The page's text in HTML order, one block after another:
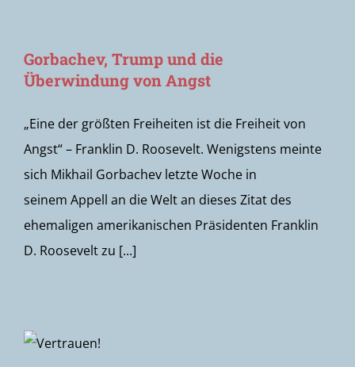
Gorbachev, Trump und die
Überwindung von Angst
„Eine der größten Freiheiten ist die Freiheit von
Angst“ – Franklin D. Roosevelt. Wenigstens meinte
sich Mikhail Gorbachev letzte Woche in
seinem Appell an die Welt an dieses Zitat des
ehemaligen amerikanischen Präsidenten Franklin
D. Roosevelt zu [...]